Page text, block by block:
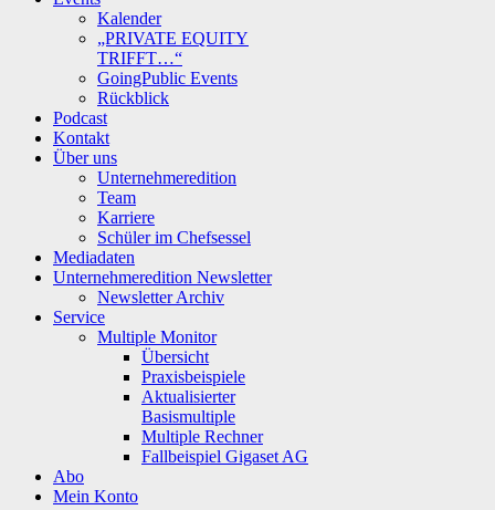
Kalender
„PRIVATE EQUITY
TRIFFT…“
GoingPublic Events
Rückblick
Podcast
Kontakt
Über uns
Unternehmeredition
Team
Karriere
Schüler im Chefsessel
Mediadaten
Unternehmeredition Newsletter
Newsletter Archiv
Service
Multiple Monitor
Übersicht
Praxisbeispiele
Aktualisierter
Basismultiple
Multiple Rechner
Fallbeispiel Gigaset AG
Abo
Mein Konto